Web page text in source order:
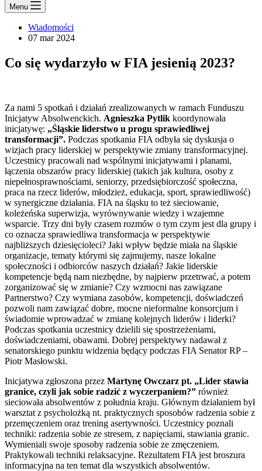
Menu
Wiadomości
07 mar 2024
Co się wydarzyło w FIA jesienią 2023?
Za nami 5 spotkań i działań zrealizowanych w ramach Funduszu
Inicjatyw Absolwenckich. Agnieszka Pytlik koordynowała
inicjatywę: „Śląskie liderstwo u progu sprawiedliwej
transformacji”. Podczas spotkania FIA odbyła się dyskusja o
wizjach pracy liderskiej w perspektywie zmiany transformacyjnej.
Uczestnicy pracowali nad wspólnymi inicjatywami i planami,
łączenia obszarów pracy liderskiej (takich jak kultura, osoby z
niepełnosprawnościami, seniorzy, przedsiębiorczość społeczna,
praca na rzecz liderów, młodzież, edukacja, sport, sprawiedliwość)
w synergiczne działania. FIA na śląsku to też sieciowanie,
koleżeńska superwizja, wyrównywanie wiedzy i wzajemne
wsparcie. Trzy dni były czasem rozmów o tym czym jest dla grupy i
co oznacza sprawiedliwa transformacja w perspektywie
najbliższych dziesięcioleci? Jaki wpływ będzie miała na śląskie
organizacje, tematy którymi się zajmujemy, nasze lokalne
społeczności i odbiorców naszych działań? Jakie liderskie
kompetencje będą nam niezbędne, by najpierw przetrwać, a potem
zorganizować się w zmianie? Czy wzmocni nas zawiązane
Partnerstwo? Czy wymiana zasobów, kompetencji, doświadczeń
pozwoli nam zawiązać dobre, mocne nieformalne konsorcjum i
świadomie wprowadzać w zmianę kolejnych liderów i liderki?
Podczas spotkania uczestnicy dzielili się spostrzeżeniami,
doświadczeniami, obawami. Dobrej perspektywy nadawał z
senatorskiego punktu widzenia będący podczas FIA Senator RP –
Piotr Masłowski.
Inicjatywa zgłoszona przez Martynę Owczarz pt. „Lider stawia
granice, czyli jak sobie radzić z wyczerpaniem?” również
sieciowała absolwentów z południa kraju. Głównym działaniem był
warsztat z psycholożką nt. praktycznych sposobów radzenia sobie z
przemęczeniem oraz trening asertywności. Uczestnicy poznali
techniki: radzenia sobie ze stresem, z napięciami, stawiania granic.
Wymieniali swoje sposoby radzenia sobie ze zmęczeniem.
Praktykowali techniki relaksacyjne. Rezultatem FIA jest broszura
informacyjna na ten temat dla wszystkich absolwentów.